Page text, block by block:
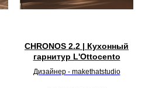
CHRONOS 2.2 | Кухонный
гарнитур L'Ottocento
Дизайнер - makethatstudio